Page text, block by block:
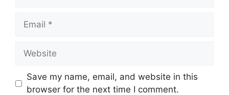
Email
Website
Save my name, email, and website in this
browser for the next time I comment.